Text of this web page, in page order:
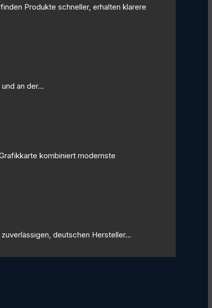
Produkte schneller, erhalten klarere
an der…
kombiniert modernste
deutschen Hersteller…